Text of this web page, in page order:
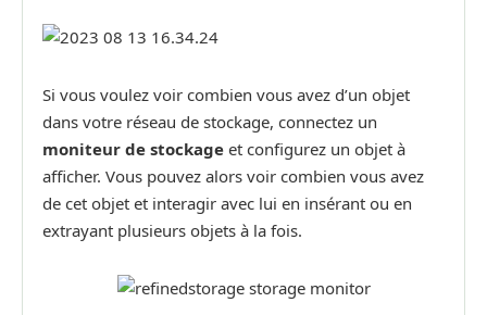
Si vous voulez voir combien vous avez d’un objet
dans votre réseau de stockage, connectez un
moniteur de stockage et configurez un objet à
afficher. Vous pouvez alors voir combien vous avez
de cet objet et interagir avec lui en insérant ou en
extrayant plusieurs objets à la fois.